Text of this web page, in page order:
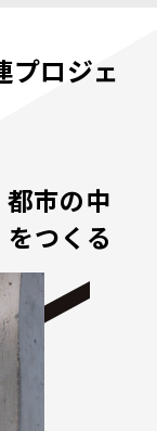
プロジェ
市の中
つくる